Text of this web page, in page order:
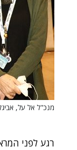
מנכ"ל אל על,
רגע לפני